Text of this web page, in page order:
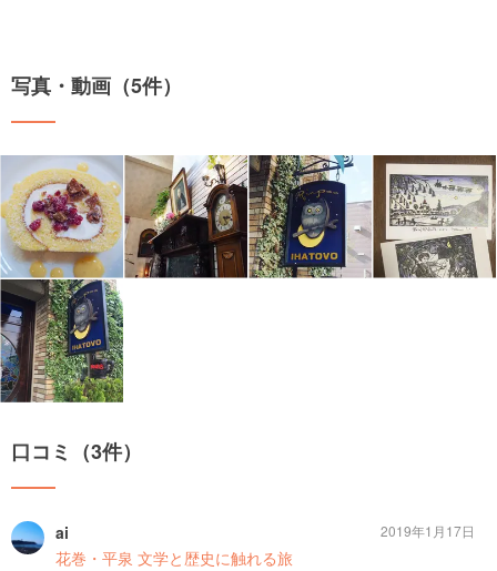
写真・動画（5件）
口コミ（3件）
ai
花巻・平泉 文学と歴史に触れる旅
2019年1月17日